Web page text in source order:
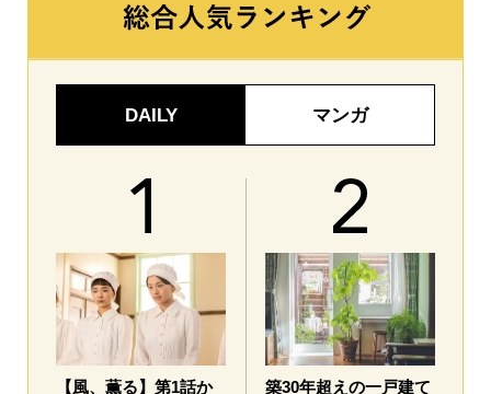
DAILY マンガ
【風、薫る】第1話か
築30年超えの一戸建て